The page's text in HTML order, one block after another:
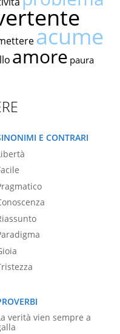
acume
amore paura
E CONTRARI
verità vien sempre a